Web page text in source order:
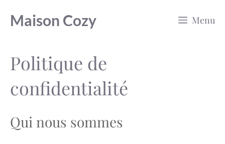
Maison Cozy Menu
Politique de
confidentialité
Qui nous sommes